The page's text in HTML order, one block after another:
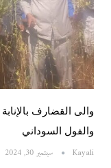
والى القضارف
والفول السوداني
Kayali سبتمبر 30, 2024